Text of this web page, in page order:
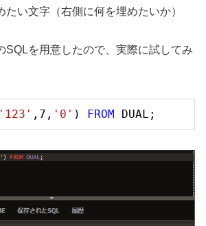
たい文字（右側に何を埋めたいか）
SQLを用意したので、実際に試してみ
'123' , 7 , '0' ) FROM